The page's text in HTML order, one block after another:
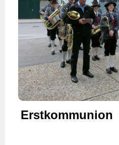
Erstkommunion